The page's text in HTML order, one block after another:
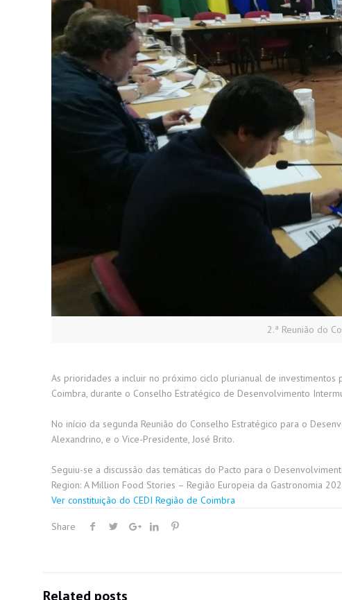
2.ª Reunião do
As prioridades a incluir no próximo ciclo plurianual de
Coimbra, durante o Conselho Estratégico de Desenvolvimento
No início da segunda Reunião do Conselho Estratégico para o
Alexandrino, e o Vice-Presidente, José Brito.
Seguiu-se a discussão das temáticas do Pacto para o
Region: A Million Food Stories – Região Europeia da Gastronomia
Ver constituição do CEDI Região de Coimbra
Share
Related posts